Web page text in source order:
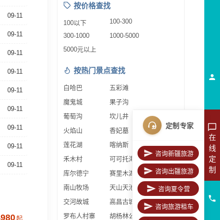
09-11
09-11
09-11
09-11
09-11
09-11
09-11
09-11
09-11
起
按价格查找
100以下
100-300
300-1000
1000-5000
5000元以上
按热门景点查找
白哈巴
五彩滩
魔鬼城
果子沟
葡萄沟
坎儿井
火焰山
香妃墓
莲花湖
喀纳斯
禾木村
可可托海
库尔德宁
赛里木湖
南山牧场
天山天池
交河故城
高昌古城
罗布人村寨
胡杨林公园
在
线
定
制
定制专家
咨询新疆旅游
咨询出疆旅游
咨询夏令营
咨询旅游租车